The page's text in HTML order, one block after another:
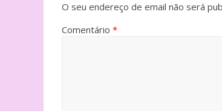
O seu endereço de email não será
Comentário *